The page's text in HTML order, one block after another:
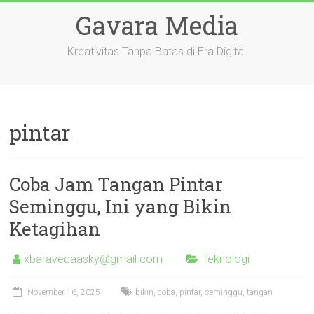
Gavara Media
Kreativitas Tanpa Batas di Era Digital
pintar
Coba Jam Tangan Pintar
Seminggu, Ini yang Bikin
Ketagihan
xbaravecaasky@gmail.com Teknologi
November 16, 2025 bikin,coba, pintar, seminggu,tangan